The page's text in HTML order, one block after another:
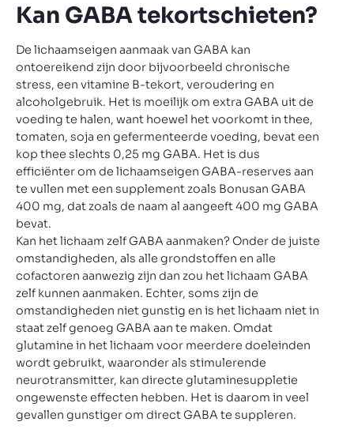
Kan GABA tekortschieten?
De lichaamseigen aanmaak van GABA kan
ontoereikend zijn door bijvoorbeeld chronische
stress, een vitamine B-tekort, veroudering en
alcoholgebruik. Het is moeilijk om extra GABA uit de
voeding te halen, want hoewel het voorkomt in thee,
tomaten, soja en gefermenteerde voeding, bevat een
kop thee slechts 0,25 mg GABA. Het is dus
efficiënter om de lichaamseigen GABA-reserves aan
te vullen met een supplement zoals Bonusan GABA
400 mg, dat zoals de naam al aangeeft 400 mg GABA
bevat.
Kan het lichaam zelf GABA aanmaken? Onder de juiste
omstandigheden, als alle grondstoffen en alle
cofactoren aanwezig zijn dan zou het lichaam GABA
zelf kunnen aanmaken. Echter, soms zijn de
omstandigheden niet gunstig en is het lichaam niet in
staat zelf genoeg GABA aan te maken. Omdat
glutamine in het lichaam voor meerdere doeleinden
wordt gebruikt, waaronder als stimulerende
neurotransmitter, kan directe glutaminesuppletie
ongewenste effecten hebben. Het is daarom in veel
gevallen gunstiger om direct GABA te suppleren.